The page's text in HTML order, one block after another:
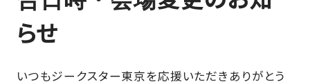
FAN CLUB
らせ
いつもジークスター東京を応援いただきありがとう